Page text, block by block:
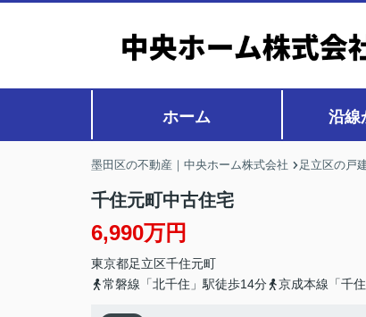
ホーム 沿線
墨田区の不動産｜中央ホーム株式会社 足立区の戸
千住元町中古住宅
6,990万円
東京都足立区千住元町
常磐線「北千住」駅徒歩14分
京成本線「千